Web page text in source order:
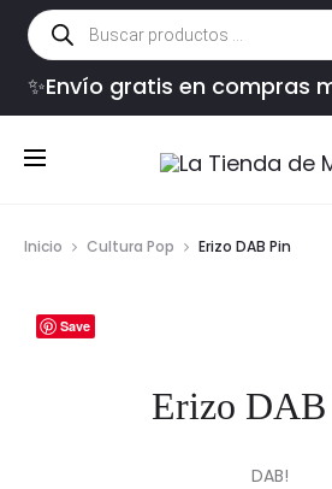
Búsqueda
de
productos
✨Envío gratis en compras
Inicio Cultura Pop Erizo DAB Pin
Save
Erizo DAB
DAB!